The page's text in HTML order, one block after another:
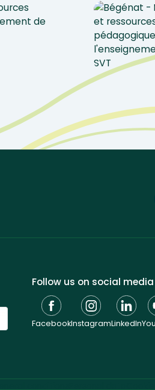
Follow us on social media
FacebookInstagramLinkedIn